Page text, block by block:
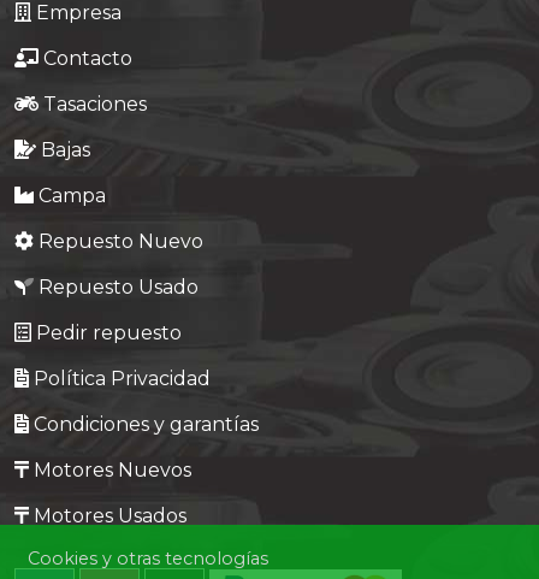
Empresa
Contacto
Tasaciones
Bajas
Campa
Repuesto Nuevo
Repuesto Usado
Pedir repuesto
Política Privacidad
Condiciones y garantías
Motores Nuevos
Motores Usados
Cookies y otras tecnologías